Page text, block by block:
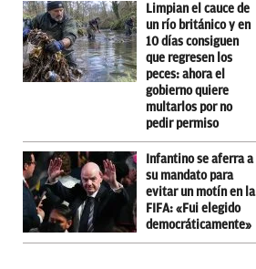
Limpian el cauce de
un río británico y en
10 días consiguen
que regresen los
peces: ahora el
gobierno quiere
multarlos por no
pedir permiso
Infantino se aferra a
su mandato para
evitar un motín en la
FIFA: «Fui elegido
democráticamente»